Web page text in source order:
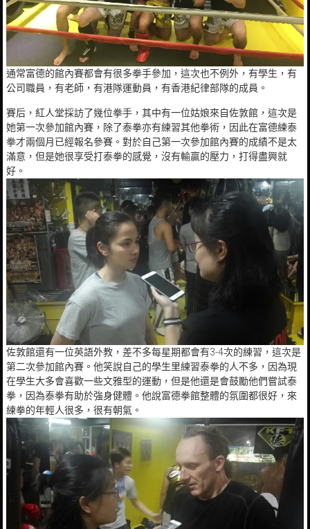
通常富德的館內賽都會有很多拳手參加，這次也不例外，有學生，有
公司職員，有老師，有港隊運動員，有香港紀律部隊的成員。
賽后，紅人堂採訪了幾位拳手，其中有一位姑娘來自佐敦館，這次是
她第一次參加館內賽，除了泰拳亦有練習其他拳術，因此在富德練泰
拳才兩個月已經報名參賽。對於自己第一次參加館內賽的成績不是太
滿意，但是她很享受打泰拳的感覺，沒有輸贏的壓力，打得盡興就
好。
佐敦館還有一位英語外教，差不多每星期都會有3-4次的練習，這次是
第二次參加館內賽。他笑說自己的學生里練習泰拳的人不多，因為現
在學生大多會喜歡一些文雅型的運動，但是他還是會鼓勵他們嘗試泰
拳，因為泰拳有助於強身健體。他說富德拳館整體的氛圍都很好，來
練拳的年輕人很多，很有朝氣。